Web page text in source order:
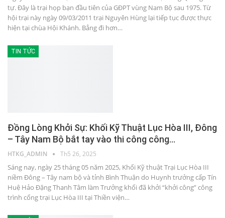
tự. Đây là trại họp bạn đầu tiên của GĐPT vùng Nam Bộ sau 1975. Từ
hội trại này ngày 09/03/2011 trại Nguyên Hùng lại tiếp tục được thực
hiện tại chùa Hội Khánh. Bẳng đi hơn…
TIN TỨC
Đồng Lòng Khởi Sự: Khối Kỹ Thuật Lục Hòa III, Đông
– Tây Nam Bộ bắt tay vào thi công công…
HTKG_ADMIN Th5 26, 2025
Sáng nay, ngày 25 tháng 05 năm 2025, Khối Kỹ thuật Trại Lục Hòa III
niềm Đông – Tây nam bộ và tỉnh Bình Thuận do Huynh trưởng cấp Tín
Huệ Hảo Đặng Thanh Tâm làm Trưởng khối đã khởi “khởi công” công
trình cổng trại Lục Hòa III tại Thiền viện…